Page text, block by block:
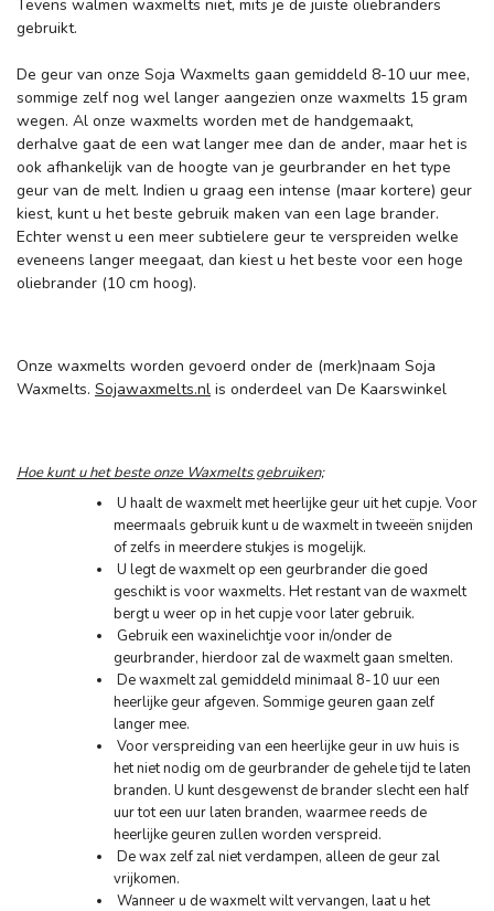
Tevens walmen waxmelts niet, mits je de juiste oliebranders
gebruikt.
De geur van onze Soja Waxmelts gaan gemiddeld 8-10 uur mee,
sommige zelf nog wel langer aangezien onze waxmelts 15 gram
wegen. Al onze waxmelts worden met de handgemaakt,
derhalve gaat de een wat langer mee dan de ander, maar het is
ook afhankelijk van de hoogte van je geurbrander en het type
geur van de melt. Indien u graag een intense (maar kortere) geur
kiest, kunt u het beste gebruik maken van een lage brander.
Echter wenst u een meer subtielere geur te verspreiden welke
eveneens langer meegaat, dan kiest u het beste voor een hoge
oliebrander (10 cm hoog).
Onze waxmelts worden gevoerd onder de (merk)naam Soja
Waxmelts. Sojawaxmelts.nl is onderdeel van De Kaarswinkel
Hoe kunt u het beste onze Waxmelts gebruiken;
U haalt de waxmelt met heerlijke geur uit het cupje. Voor
meermaals gebruik kunt u de waxmelt in tweeën snijden
of zelfs in meerdere stukjes is mogelijk.
U legt de waxmelt op een geurbrander die goed
geschikt is voor waxmelts. Het restant van de waxmelt
bergt u weer op in het cupje voor later gebruik.
Gebruik een waxinelichtje voor in/onder de
geurbrander, hierdoor zal de waxmelt gaan smelten.
De waxmelt zal gemiddeld minimaal 8-10 uur een
heerlijke geur afgeven. Sommige geuren gaan zelf
langer mee.
Voor verspreiding van een heerlijke geur in uw huis is
het niet nodig om de geurbrander de gehele tijd te laten
branden. U kunt desgewenst de brander slecht een half
uur tot een uur laten branden, waarmee reeds de
heerlijke geuren zullen worden verspreid.
De wax zelf zal niet verdampen, alleen de geur zal
vrijkomen.
Wanneer u de waxmelt wilt vervangen, laat u het